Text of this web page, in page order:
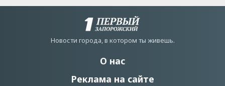
Новости города, в котором ты живешь.
О нас
Реклама на сайте